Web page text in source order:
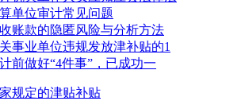
单位审计常见问题
账款的隐匿风险与分析方法
事业单位违规发放津补贴的1
前做好“4件事”，已成功一
规定的津贴补贴